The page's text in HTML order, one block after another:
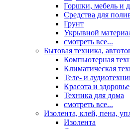
Горшки, мебель и
Средства для
Грунт
Укрывной
смотреть все...
Бытовая техника,
Компьютерная
Климатическая
Теле- и
Красота и здоровье
Техника для дома
смотреть все...
Изолента, клей, пена,
Изолента